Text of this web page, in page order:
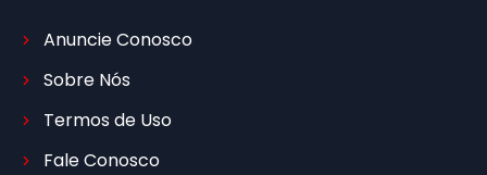
Anuncie Conosco
Sobre Nós
Termos de Uso
Fale Conosco